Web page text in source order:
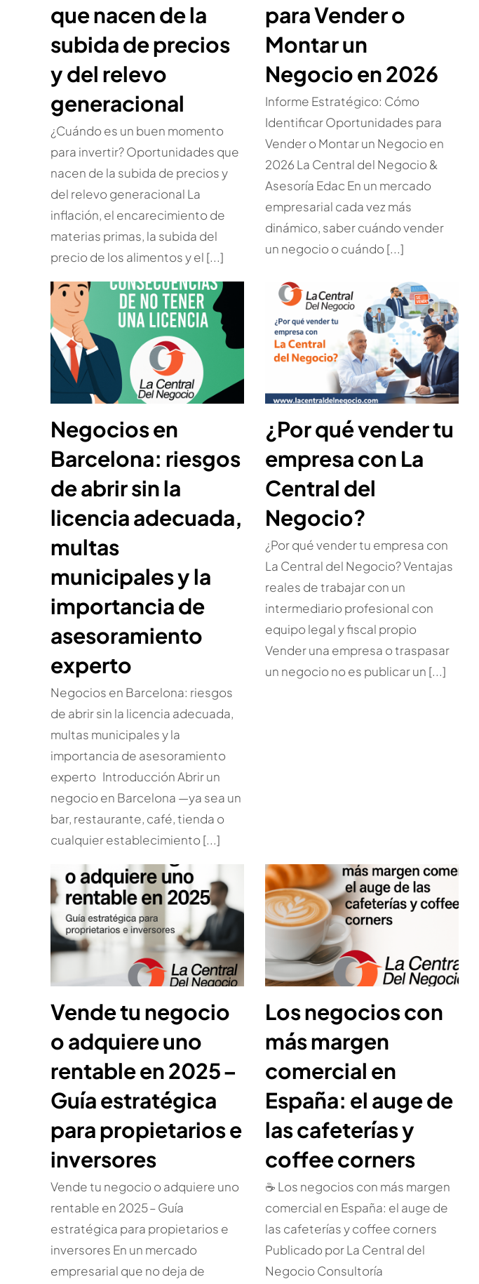
que nacen de la
subida de precios
y del relevo
generacional
¿Cuándo es un buen momento
para invertir? Oportunidades que
nacen de la subida de precios y
del relevo generacional La
inflación, el encarecimiento de
materias primas, la subida del
precio de los alimentos y el [...]
para Vender o
Montar un
Negocio en 2026
Informe Estratégico: Cómo
Identificar Oportunidades para
Vender o Montar un Negocio en
2026 La Central del Negocio &
Asesoría Edac En un mercado
empresarial cada vez más
dinámico, saber cuándo vender
un negocio o cuándo [...]
Negocios en
Barcelona: riesgos
de abrir sin la
licencia adecuada,
multas
municipales y la
importancia de
asesoramiento
experto
Negocios en Barcelona: riesgos
de abrir sin la licencia adecuada,
multas municipales y la
importancia de asesoramiento
experto Introducción Abrir un
negocio en Barcelona —ya sea un
bar, restaurante, café, tienda o
cualquier establecimiento [...]
¿Por qué vender tu
empresa con La
Central del
Negocio?
¿Por qué vender tu empresa con
La Central del Negocio? Ventajas
reales de trabajar con un
intermediario profesional con
equipo legal y fiscal propio
Vender una empresa o traspasar
un negocio no es publicar un [...]
Vende tu negocio
o adquiere uno
rentable en 2025 –
Guía estratégica
para propietarios e
inversores
Vende tu negocio o adquiere uno
rentable en 2025 – Guía
estratégica para propietarios e
inversores En un mercado
empresarial que no deja de
Los negocios con
más margen
comercial en
España: el auge de
las cafeterías y
coffee corners
☕ Los negocios con más margen
comercial en España: el auge de
las cafeterías y coffee corners
Publicado por La Central del
Negocio Consultoría